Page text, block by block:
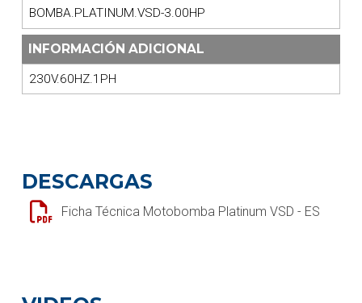
BOMBA.PLATINUM.VSD-3.00HP
INFORMACIÓN ADICIONAL
230V.60HZ.1PH
DESCARGAS
Ficha Técnica Motobomba Platinum VSD - ES